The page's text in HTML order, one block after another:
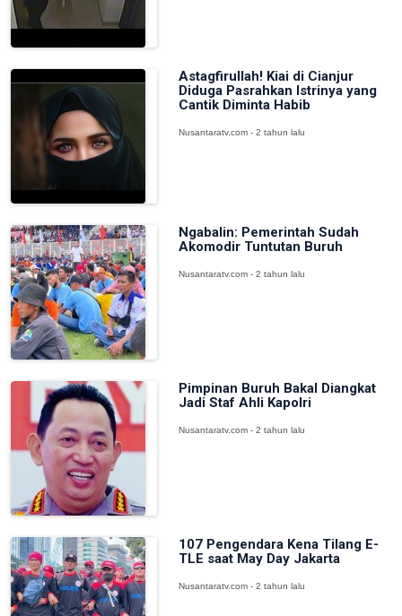
Astagfirullah! Kiai di Cianjur
Diduga Pasrahkan Istrinya yang
Cantik Diminta Habib
Nusantaratv.com - 2 tahun lalu
Ngabalin: Pemerintah Sudah
Akomodir Tuntutan Buruh
Nusantaratv.com - 2 tahun lalu
Pimpinan Buruh Bakal Diangkat
Jadi Staf Ahli Kapolri
Nusantaratv.com - 2 tahun lalu
107 Pengendara Kena Tilang E-
TLE saat May Day Jakarta
Nusantaratv.com - 2 tahun lalu